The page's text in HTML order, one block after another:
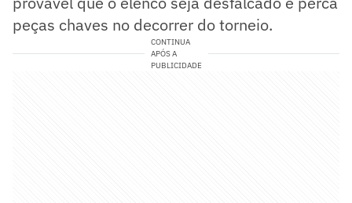
peças chaves no decorrer do torneio.
CONTINUA
APÓS A
PUBLICIDADE